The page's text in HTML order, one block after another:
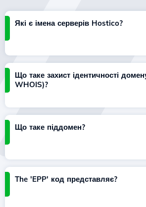
Які є імена серверів Hostico?
Що таке захист ідентичності
WHOIS)?
Що таке піддомен?
The 'EPP' код представляє?